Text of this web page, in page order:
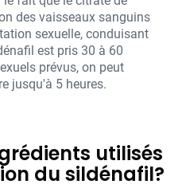
des vaisseaux sanguins
sexuelle, conduisant
est pris 30 à 60
prévus, on peut
jusqu'à 5 heures.
utilisés
du sildénafil?